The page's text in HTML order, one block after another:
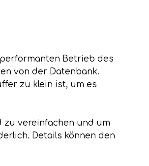
Betrieb des
von der Datenbank.
zu klein ist, um es
zu vereinfachen und um
Details können den